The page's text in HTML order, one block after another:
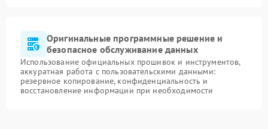
Оригинальные программные решение и
безопасное обслуживание данных
Использование официальных прошивок и инструментов,
аккуратная работа с пользовательскими данными:
резервное копирование, конфиденциальность и
восстановление информации при необходимости